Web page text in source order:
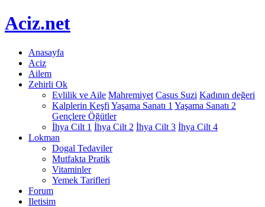
Aciz.net
Anasayfa
Aciz
Ailem
Zehirli Ok
Evlilik ve Aile Mahremiyet Casus Suzi Kadının değeri
Kalplerin Keşfi Yaşama Sanatı 1 Yaşama Sanatı 2
Gençlere Öğütler
İhya Cilt 1 İhya Cilt 2 İhya Cilt 3 İhya Cilt 4
Lokman
Dogal Tedaviler
Mutfakta Pratik
Vitaminler
Yemek Tarifleri
Forum
Iletisim